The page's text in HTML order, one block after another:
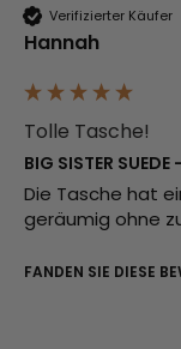
Verifizierter Käufer
Hannah
Tolle Tasche!
BIG SISTER
Die Tasche hat
geräumig ohne
FANDEN SIE DIESE